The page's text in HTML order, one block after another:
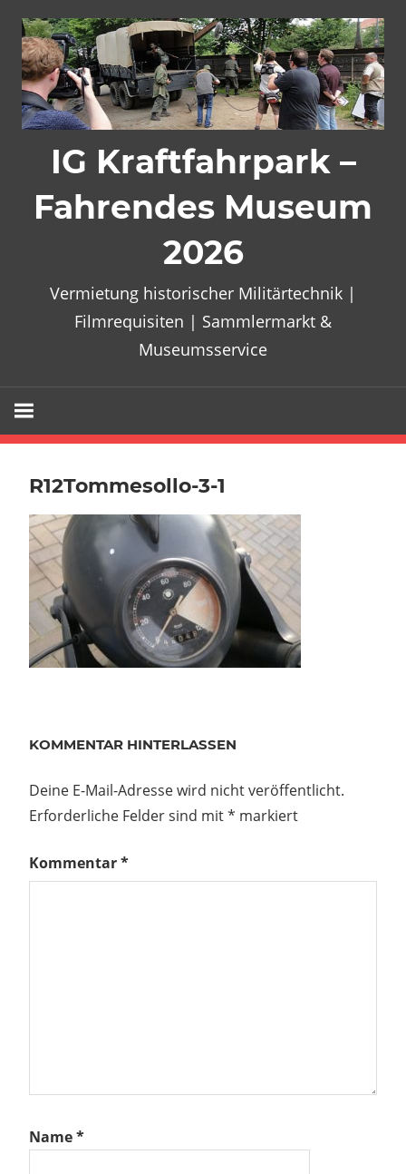
Inhalt
springen
IG Kraftfahrpark –
Fahrendes Museum
2026
Vermietung historischer Militärtechnik |
Filmrequisiten | Sammlermarkt &
Museumsservice
R12Tommesollo-3-1
KOMMENTAR HINTERLASSEN
Deine E-Mail-Adresse wird nicht veröffentlicht.
Erforderliche Felder sind mit* markiert
Kommentar*
Name*